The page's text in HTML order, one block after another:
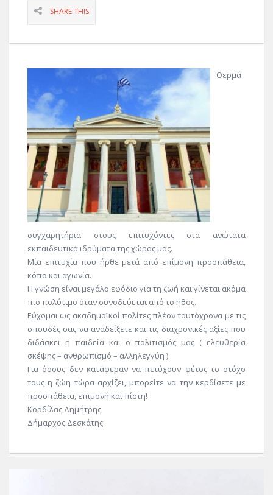
SHARE THIS
Θερμά
συγχαρητήρια στους επιτυχόντες στα ανώτατα
εκπαιδευτικά ιδρύματα της χώρας μας.
Μία επιτυχία που ήρθε μετά από επίμονη προσπάθεια,
κόπο και αγωνία.
Η γνώση είναι μεγάλο εφόδιο για τη ζωή και γίνεται ακόμα
πιο πολύτιμο όταν συνοδεύεται από το ήθος.
Εύχομαι ως ακαδημαϊκοί πολίτες πλέον ταυτόχρονα με τις
σπουδές σας να αναδείξετε και τις διαχρονικές αξίες που
διδάσκει η παιδεία και ο πολιτισμός μας ( ελευθερία
σκέψης – ανθρωπισμό – αλληλεγγύη )
Για όσους δεν κατάφεραν να πετύχουν φέτος το στόχο
τους η ζώη τώρα αρχίζει, μπορείτε να την κερδίσετε με
προσπάθεια, επιμονή και πίστη!
Κορδίλας Δημήτρης
Δήμαρχος Δεσκάτης